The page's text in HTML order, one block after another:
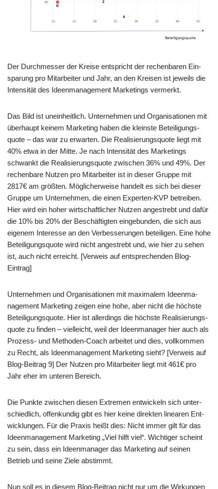
Der Durch­mes­ser der Krei­se ent­spricht der rechen­ba­ren Ein­
spa­rung pro Mit­ar­bei­ter und Jahr, an den Krei­sen ist jeweils die
Inten­si­tät des Ideen­ma­nage­ment Mar­ke­tings vermerkt.
Das Bild ist unein­heit­lich. Unter­neh­men und Orga­ni­sa­tio­nen mit
über­haupt kei­nem Mar­ke­ting haben die klein­ste Betei­li­gungs­
quo­te – das war zu erwar­ten. Die Rea­li­sie­rungs­quo­te liegt mit
40% etwa in der Mit­te. Je nach Inten­si­tät des Mar­ke­tings
schwankt die Rea­li­sie­rungs­quo­te zwi­schen 36% und 49%. Der
rechen­ba­re Nut­zen pro Mit­ar­bei­ter ist in die­ser Grup­pe mit
2817€ am größ­ten. Mög­li­cher­wei­se han­delt es sich bei die­ser
Grup­pe um Unter­neh­men, die einen Exper­ten-KVP betrei­ben.
Hier wird ein hoher wirt­schaft­li­cher Nut­zen ange­strebt und dafür
die 10% bis 20% der Beschäf­tig­ten ein­ge­bun­den, die sich aus
eige­nem Inter­es­se an den Ver­bes­se­run­gen betei­li­gen. Eine hohe
Betei­li­gungs­quo­te wird nicht ange­strebt und, wie hier zu sehen
ist, auch nicht erreicht. [Ver­weis auf ent­spre­chen­den Blog-
Eintrag]
Unter­neh­men und Orga­ni­sa­tio­nen mit maxi­ma­lem Ideen­ma­
nage­ment Mar­ke­ting zei­gen eine hohe, aber nicht die höch­ste
Betei­li­gungs­quo­te. Hier ist aller­dings die höch­ste Rea­li­sie­rungs­
quo­te zu fin­den – viel­leicht, weil der Ideen­ma­na­ger hier auch als
Pro­zess- und Metho­den-Coach arbei­tet und dies, voll­kom­men
zu Recht, als Ideen­ma­nage­ment Mar­ke­ting sieht? [Ver­weis auf
Blog-Bei­trag 9] Der Nut­zen pro Mit­ar­bei­ter liegt mit 461€ pro
Jahr eher im unte­ren Bereich.
Die Punk­te zwi­schen die­sen Extre­men ent­wickeln sich unter­
schied­lich, offen­kun­dig gibt es hier kei­ne direk­ten linea­ren Ent­
wick­lun­gen. Für die Pra­xis heißt dies: Nicht immer gilt für das
Ideen­ma­nage­ment Mar­ke­ting „Viel hilft viel“. Wich­ti­ger scheint
zu sein, dass ein Ideen­ma­na­ger das Mar­ke­ting auf sei­nen
Betrieb und sei­ne Zie­le abstimmt.
Nun soll es in die­sem Blog-Bei­trag nicht nur um die Wir­kun­gen